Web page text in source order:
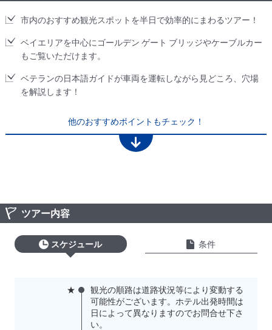
市内のおすすめ観光スポットを半日で効率的にまわるツアー！
ベイエリアを中心にゴールデン ゲート ブリッジやケーブルカー
もご覧いただけます。
ベテランの日本語ガイドが車両を運転しながら見どころ、穴場
を解説します！
他のおすすめポイントもチェック！
ツアー内容
スケジュール 条件
★
観光の順路は道路状況等により変動する
可能性がございます。ホテル出発時間は
日によって異なりますのでお問合せ下さ
い。